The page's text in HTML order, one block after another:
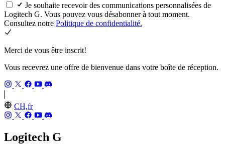
Je souhaite recevoir des communications personnalisées de
Logitech G. Vous pouvez vous désabonner à tout moment.
Consultez notre Politique de confidentialité.
Merci de vous être inscrit!
Vous recevrez une offre de bienvenue dans votre boîte de réception.
CH,fr
Logitech G